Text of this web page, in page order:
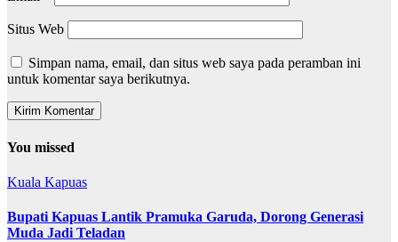
Situs Web
Simpan nama, email, dan situs web saya pada peramban ini
untuk komentar saya berikutnya.
You missed
Kuala Kapuas
Bupati Kapuas Lantik Pramuka Garuda, Dorong Generasi
Muda Jadi Teladan